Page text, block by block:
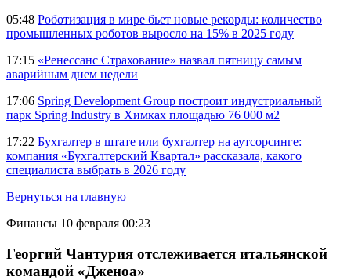
05:48 Роботизация в мире бьет новые рекорды: количество
промышленных роботов выросло на 15% в 2025 году
17:15 «Ренессанс Страхование» назвал пятницу самым
аварийным днем недели
17:06 Spring Development Group построит индустриальный
парк Spring Industry в Химках площадью 76 000 м2
17:22 Бухгалтер в штате или бухгалтер на аутсорсинге:
компания «Бухгалтерский Квартал» рассказала, какого
специалиста выбрать в 2026 году
Вернуться на главную
Финансы 10 февраля 00:23
Георгий Чантурия отслеживается итальянской
командой «Дженоа»